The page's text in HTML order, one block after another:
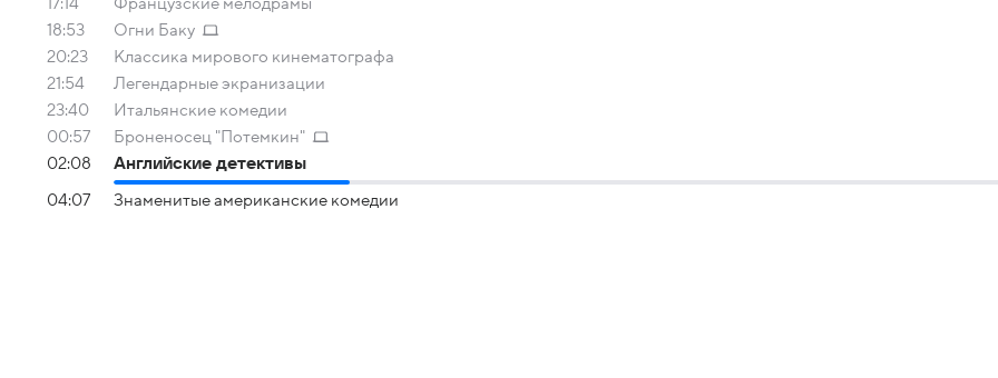
18:53
Огни Баку
20:23
Классика мирового кинематографа
21:54
Легендарные экранизации
23:40
Итальянские комедии
00:57
Броненосец "Потемкин"
02:08
Английские детективы
04:07 Знаменитые американские комедии